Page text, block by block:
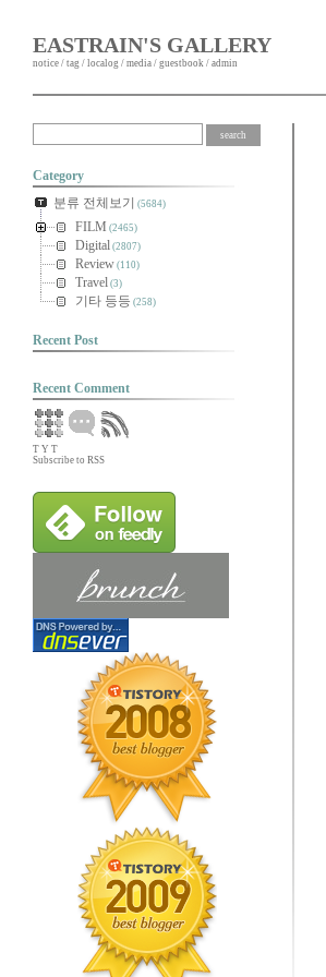
EASTRAIN'S GALLERY
notice / tag / localog / media / guestbook / admin
Category
분류 전체보기 (5684)
FILM (2465)
Digital (2807)
Review (110)
Travel (3)
기타 등등 (258)
Recent Post
Recent Comment
T Y T
Subscribe to RSS